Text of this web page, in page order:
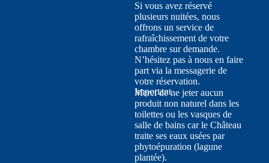
Si vous avez réservé
plusieurs nuitées, nous
offrons un service de
rafraîchissement de votre
chambre sur demande.
N’hésitez pas à nous en faire
part via la messagerie de
votre réservation.
Important
Merci de ne jeter aucun
produit non naturel dans les
toilettes ou les vasques de
salle de bains car le Château
traite ses eaux usées par
phytoépuration (lagune
plantée).